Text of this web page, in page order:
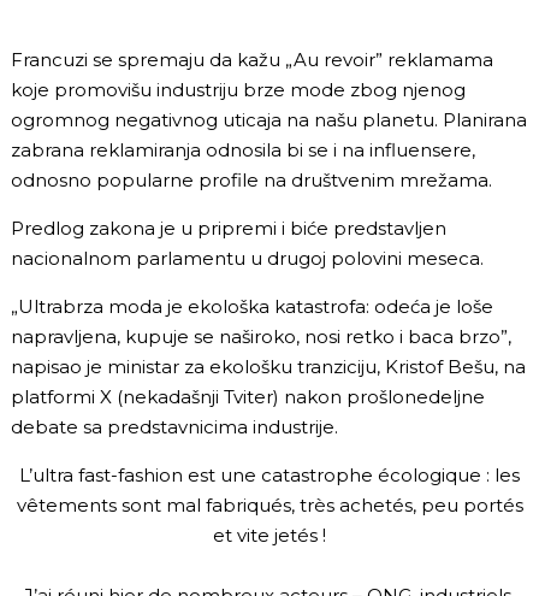
Francuzi se spremaju da kažu „Au revoir” reklamama
koje promovišu industriju brze mode zbog njenog
ogromnog negativnog uticaja na našu planetu. Planirana
zabrana reklamiranja odnosila bi se i na influensere,
odnosno popularne profile na društvenim mrežama.
Predlog zakona je u pripremi i biće predstavljen
nacionalnom parlamentu u drugoj polovini meseca.
„Ultrabrza moda je ekološka katastrofa: odeća je loše
napravljena, kupuje se naširoko, nosi retko i baca brzo”,
napisao je ministar za ekološku tranziciju, Kristof Bešu, na
platformi X (nekadašnji Tviter) nakon prošlonedeljne
debate sa predstavnicima industrije.
L’ultra fast-fashion est une catastrophe écologique : les
vêtements sont mal fabriqués, très achetés, peu portés
et vite jetés !